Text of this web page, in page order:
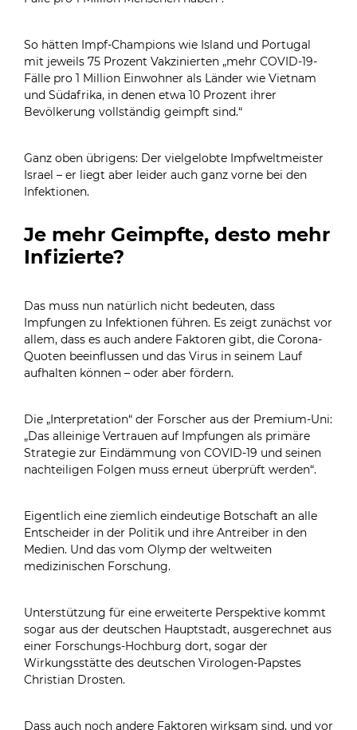
So hätten Impf-Champions wie Island und Portugal
mit jeweils 75 Prozent Vakzinierten „mehr COVID-19-
Fälle pro 1 Million Einwohner als Länder wie Vietnam
und Südafrika, in denen etwa 10 Prozent ihrer
Bevölkerung vollständig geimpft sind.“
Ganz oben übrigens: Der vielgelobte Impfweltmeister
Israel – er liegt aber leider auch ganz vorne bei den
Infektionen.
Je mehr Geimpfte, desto mehr
Infizierte?
Das muss nun natürlich nicht bedeuten, dass
Impfungen zu Infektionen führen. Es zeigt zunächst vor
allem, dass es auch andere Faktoren gibt, die Corona-
Quoten beeinflussen und das Virus in seinem Lauf
aufhalten können – oder aber fördern.
Die „Interpretation“ der Forscher aus der Premium-Uni:
„Das alleinige Vertrauen auf Impfungen als primäre
Strategie zur Eindämmung von COVID-19 und seinen
nachteiligen Folgen muss erneut überprüft werden“.
Eigentlich eine ziemlich eindeutige Botschaft an alle
Entscheider in der Politik und ihre Antreiber in den
Medien. Und das vom Olymp der weltweiten
medizinischen Forschung.
Unterstützung für eine erweiterte Perspektive kommt
sogar aus der deutschen Hauptstadt, ausgerechnet aus
einer Forschungs-Hochburg dort, sogar der
Wirkungsstätte des deutschen Virologen-Papstes
Christian Drosten.
Dass auch noch andere Faktoren wirksam sind, und vor